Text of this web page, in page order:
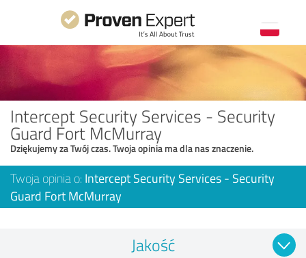
Intercept Security Services - Security
Guard Fort McMurray
Dziękujemy za Twój czas. Twoja opinia ma dla nas znaczenie.
Twoja opinia o: Intercept Security Services - Security
Guard Fort McMurray
Jakość